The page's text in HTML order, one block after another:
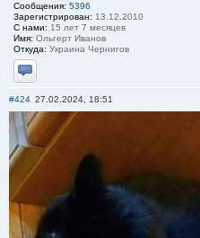
Сообщения: 5396
Зарегистрирован: 13.12.2010
С нами: 15 лет 7 месяцев
Имя: Ольгерт Иванов
Откуда: Украина Чернигов
Отправить личное сообщение
#424 27.02.2024, 18:51